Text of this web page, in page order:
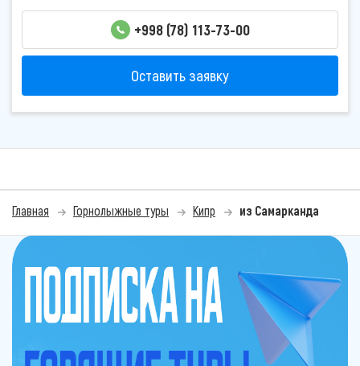
+998 (78) 113-73-00
Оставить заявку
Главная Горнолыжные туры Кипр из Самарканда